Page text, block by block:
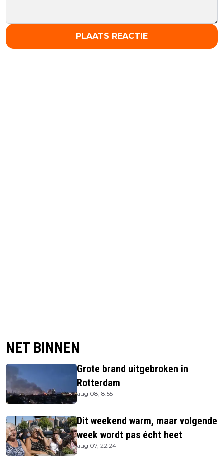
PLAATS REACTIE
NET BINNEN
Grote brand uitgebroken in
Rotterdam
aug 08, 8:55
Dit weekend warm, maar volgende
week wordt pas écht heet
aug 07, 22:24